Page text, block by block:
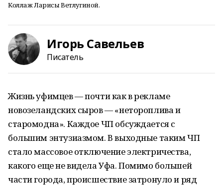
Коллаж Ларисы Ветлугиной.
Игорь Савельев
Писатель
Жизнь уфимцев — почти как в рекламе
новозеландских сыров — «нетороплива и
старомодна». Каждое ЧП обсуждается с
большим энтузиазмом. В выходные таким ЧП
стало массовое отключение электричества,
какого еще не видела Уфа. Помимо большей
части города, происшествие затронуло и ряд